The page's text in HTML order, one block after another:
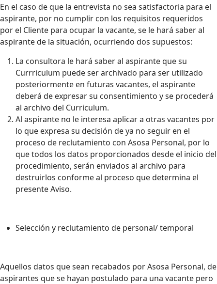
En el caso de que la entrevista no sea satisfactoria para el
aspirante, por no cumplir con los requisitos requeridos
por el Cliente para ocupar la vacante, se le hará saber al
aspirante de la situación, ocurriendo dos supuestos:
La consultora le hará saber al aspirante que su
Currriculum puede ser archivado para ser utilizado
posteriormente en futuras vacantes, el aspirante
deberá de expresar su consentimiento y se procederá
al archivo del Curriculum.
Al aspirante no le interesa aplicar a otras vacantes por
lo que expresa su decisión de ya no seguir en el
proceso de reclutamiento con Asosa Personal, por lo
que todos los datos proporcionados desde el inicio del
procedimiento, serán enviados al archivo para
destruirlos conforme al proceso que determina el
presente Aviso.
Selección y reclutamiento de personal/ temporal
Aquellos datos que sean recabados por Asosa Personal, de
aspirantes que se hayan postulado para una vacante pero